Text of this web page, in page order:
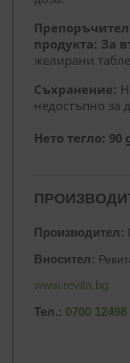
продукта: За
желирани
Съхранение:
недостъпно за
Нето тегло: 90
Производител:
Вносител:
www.revita.bg
Тел.: 0700 12498